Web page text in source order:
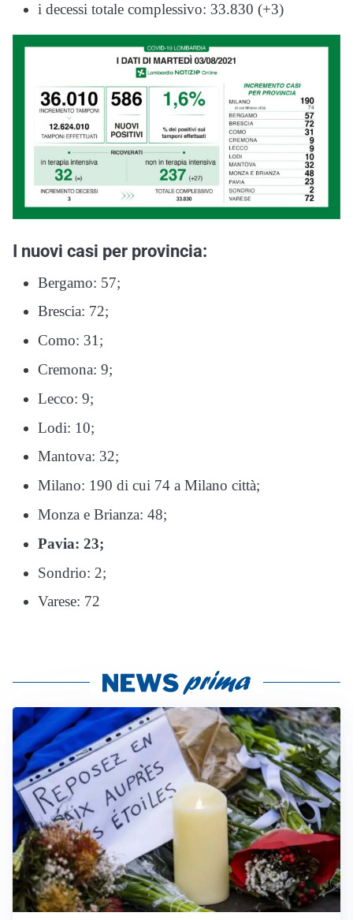
i decessi totale complessivo: 33.830 (+3)
I nuovi casi per provincia:
Bergamo: 57;
Brescia: 72;
Como: 31;
Cremona: 9;
Lecco: 9;
Lodi: 10;
Mantova: 32;
Milano: 190 di cui 74 a Milano città;
Monza e Brianza: 48;
Pavia: 23;
Sondrio: 2;
Varese: 72